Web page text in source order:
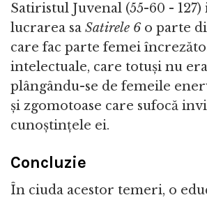
Satiristul Juvenal (55-60 -
lucrarea sa Satirele 6o parte
care fac parte femei
intelectuale, care totuși nu
plângându-se de femeile
și zgomotoase care sufocă
cunoștințele ei.
Concluzie
În ciuda acestor temeri, o